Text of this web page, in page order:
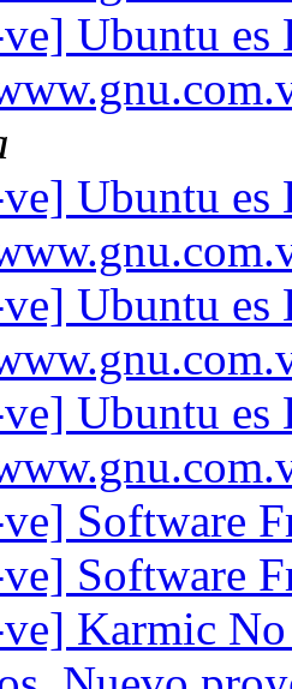
Ubuntu es
Ubuntu es
Ubuntu es
Ubuntu es
Software
Software
Karmic